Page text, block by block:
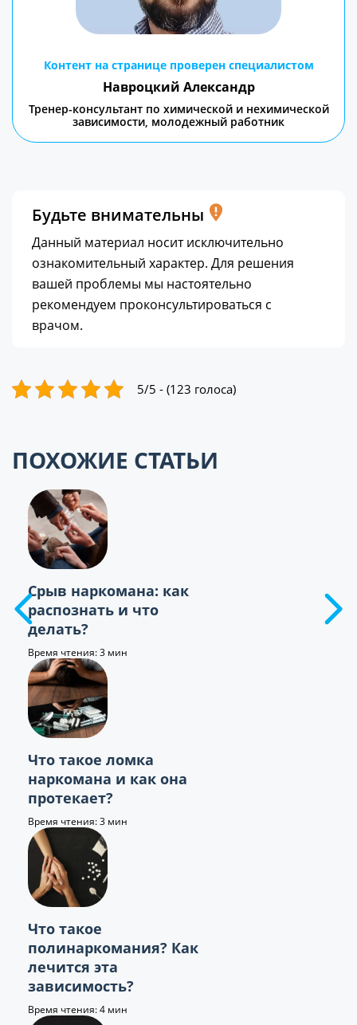
Контент на странице проверен специалистом
Навроцкий Александр
Тренер-консультант по химической и нехимической
зависимости, молодежный работник
Будьте внимательны
Данный материал носит исключительно
ознакомительный характер. Для решения
вашей проблемы мы настоятельно
рекомендуем проконсультироваться с
врачом.
5/5 - (123 голоса)
ПОХОЖИЕ СТАТЬИ
Срыв наркомана: как
распознать и что
делать?
Время чтения: 3 мин
Что такое ломка
наркомана и как она
протекает?
Время чтения: 3 мин
Что такое
полинаркомания? Как
лечится эта
зависимость?
Время чтения: 4 мин